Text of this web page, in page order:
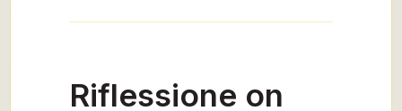
Riflessione on